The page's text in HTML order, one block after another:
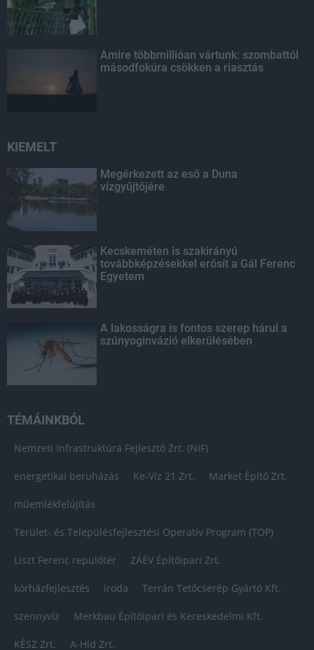
Amire többmillióan vártunk: szombattól
másodfokúra csökken a riasztás
KIEMELT
Megérkezett az eső a Duna
vízgyűjtőjére
Kecskeméten is szakirányú
továbbképzésekkel erősít a Gál Ferenc
Egyetem
A lakosságra is fontos szerep hárul a
szúnyoginvázió elkerülésében
TÉMÁINKBÓL
Nemzeti Infrastruktúra Fejlesztő Zrt. (NIF)
energetikai beruházás Ke-Víz 21 Zrt. Market Építő Zrt.
műemlékfelújítás
Terület- és Településfejlesztési Operatív Program (TOP)
Liszt Ferenc repülőtér ZÁÉV Építőipari Zrt.
kórházfejlesztés iroda Terrán Tetőcserép Gyártó Kft.
szennyvíz Merkbau Építőipari és Kereskedelmi Kft.
KÉSZ Zrt. A-Híd Zrt.